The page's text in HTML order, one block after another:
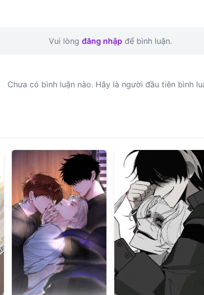
Vui lòng đăng nhập để bình luận.
Chưa có bình luận nào. Hãy là người đầu tiên bình